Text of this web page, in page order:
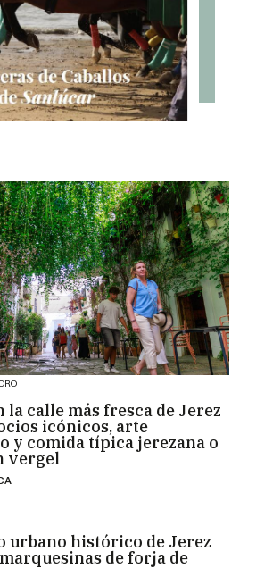
la calle más fresca de Jerez
icónicos, arte
y comida típica jerezana o
vergel
urbano histórico de Jerez
de forja de